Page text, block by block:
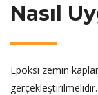
Nasıl
Epoksi zemin